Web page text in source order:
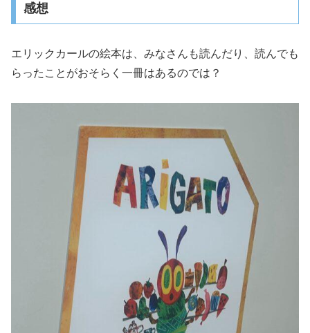
感想
エリックカールの絵本は、みなさんも読んだり、読んでも
らったことがおそらく一冊はあるのでは？